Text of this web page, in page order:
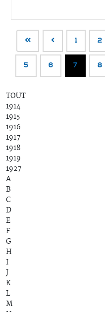
1 2
5 6 7 8
TOUT
1914
1915
1916
1917
1918
1919
1927
A
B
C
D
E
F
G
H
I
J
K
L
M